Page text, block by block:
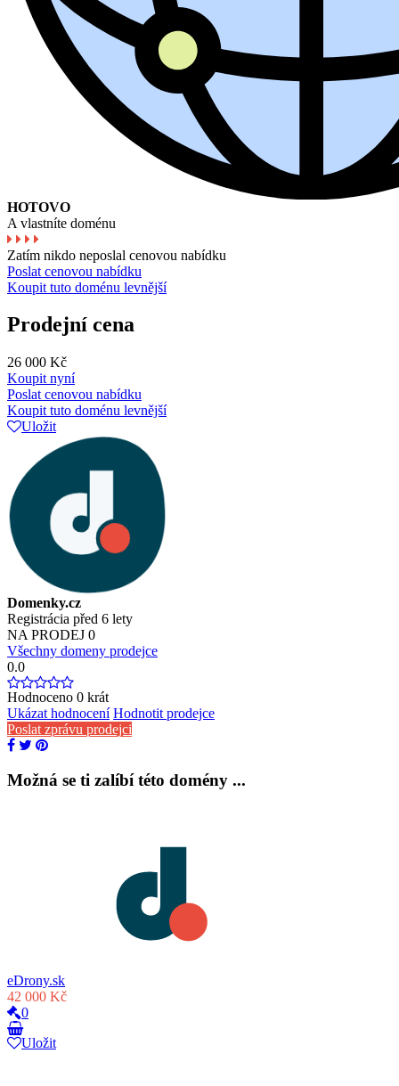
HOTOVO
A vlastníte doménu
Zatím nikdo neposlal cenovou nabídku
Poslat cenovou nabídku
Koupit tuto doménu levnější
Prodejní cena
26 000 Kč
Koupit nyní
Poslat cenovou nabídku
Koupit tuto doménu levnější
Uložit
Domenky.cz
Registrácia před 6 lety
NA PRODEJ 0
Všechny domeny prodejce
0.0
Hodnoceno 0 krát
Ukázat hodnocení Hodnotit prodejce
Poslat zprávu prodejci
Možná se ti zalíbí této domény ...
eDrony.sk
42 000 Kč
0
Uložit